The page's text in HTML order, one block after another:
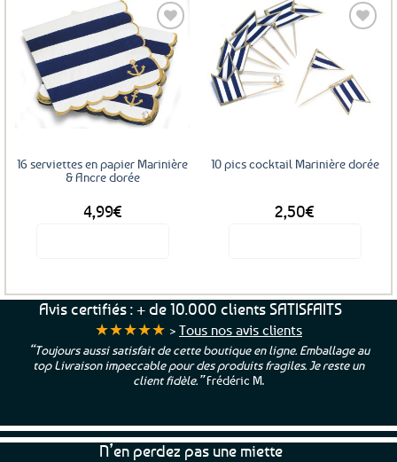
Ajouter
aux
favoris
16 serviettes en papier Marinière
& Ancre dorée
4,99€
Ajouter
aux
favoris
10 pics cocktail Marinière dorée
2,50€
Avis certifiés : + de 10.000 clients SATISFAITS
★★★★★ > Tous nos avis clients
“Toujours aussi satisfait de cette boutique en ligne. Emballage au
top Livraison impeccable pour des produits fragiles. Je reste un
client fidèle.”Frédéric M.
N’en perdez pas une miette